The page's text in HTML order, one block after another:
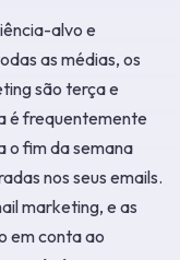
alvo e
as médias, os
são terça e
é frequentemente
o fim da semana
nos seus emails.
marketing, e as
em conta ao